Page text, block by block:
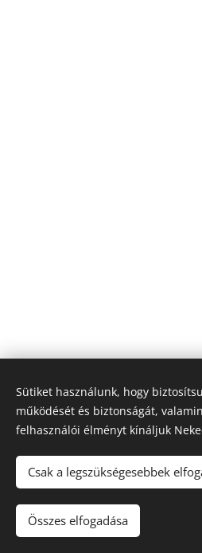
Sütiket használunk, hogy
működését és biztonságát,
felhasználói élményt kínáljuk
Csak a legszükségesebbek
Összes elfogadása